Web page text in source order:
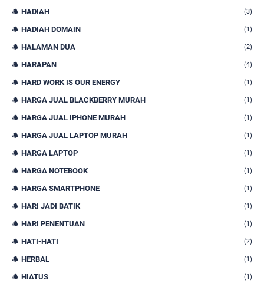
HADIAH (3)
HADIAH DOMAIN (1)
HALAMAN DUA (2)
HARAPAN (4)
HARD WORK IS OUR ENERGY (1)
HARGA JUAL BLACKBERRY MURAH (1)
HARGA JUAL IPHONE MURAH (1)
HARGA JUAL LAPTOP MURAH (1)
HARGA LAPTOP (1)
HARGA NOTEBOOK (1)
HARGA SMARTPHONE (1)
HARI JADI BATIK (1)
HARI PENENTUAN (1)
HATI-HATI (2)
HERBAL (1)
HIATUS (1)